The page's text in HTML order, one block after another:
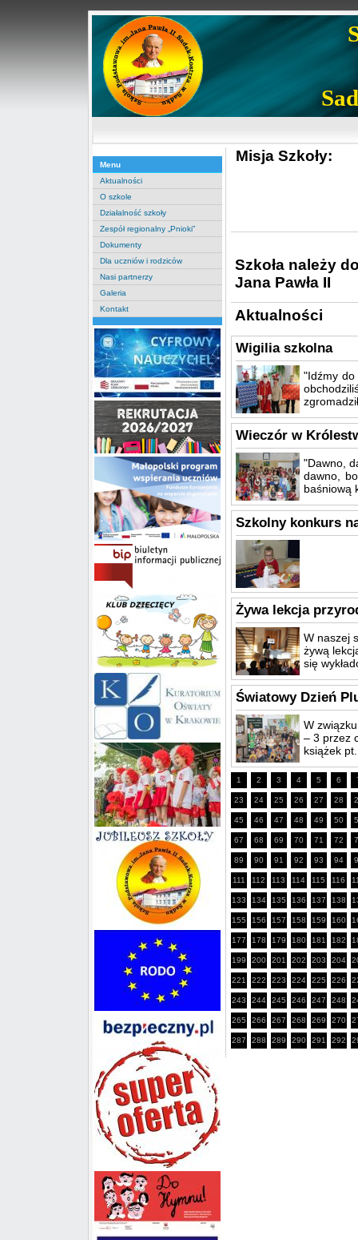
Menu
Aktualności
O szkole
Działalność szkoły
Zespół regionalny „Pnioki”
Dokumenty
Dla uczniów i rodziców
Nasi partnerzy
Galeria
Kontakt
Misja Szkoły:
Szkoła należy
Jana Pawła II
Aktualności
Wigilia szkolna
"Idźmy do
Wieczór w
"Dawno,
dawno,
baśniową
Szkolny konkurs
Żywa lekcja
W naszej
żywą
się
Światowy Dzień
W
– 3 przez
książek
1 2 3 4 5 6
23 24 25 26 27 28
45 46 47 48 49 50
67 68 69 70 71 72
89 90 91 92 93 94
111 112 113 114 115 116
133 134 135 136 137 138
155 156 157 158 159 160
177 178 179 180 181 182
199 200 201 202 203 204
221 222 223 224 225 226
243 244 245 246 247 248
265 266 267 268 269 270
287 288 289 290 291 292